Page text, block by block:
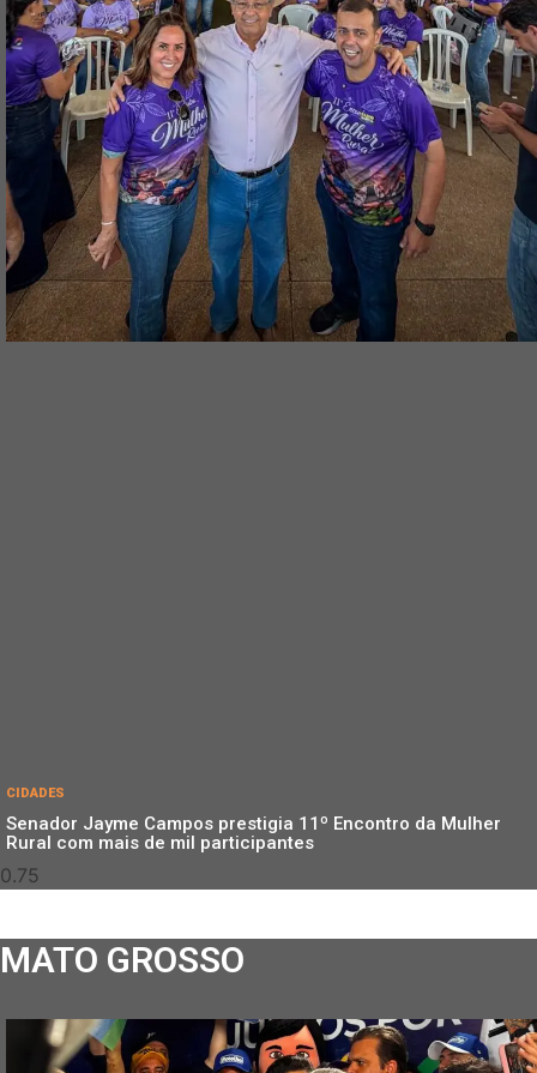
CIDADES
Senador Jayme Campos prestigia 11º Encontro da Mulher
Rural com mais de mil participantes
MATO GROSSO